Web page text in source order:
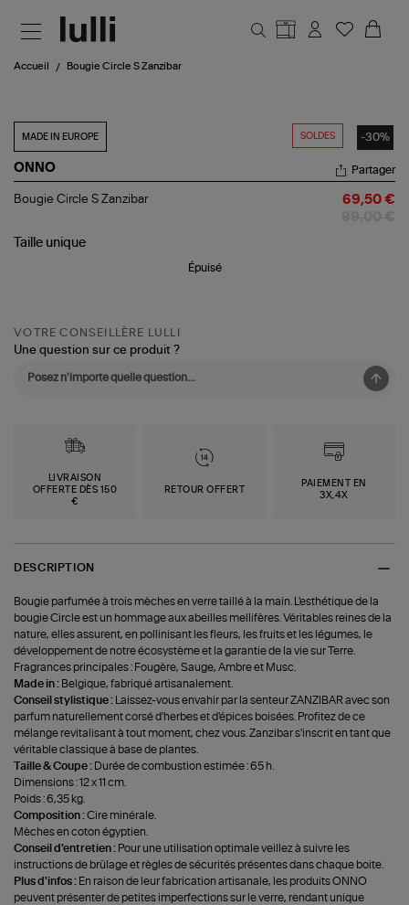
Accueil Bougie Circle S Zanzibar
SOLDES -30%
MADE IN EUROPE
ONNO
Bougie
Zanzibar
Partager
Bougie Circle S Zanzibar 69,50 €
Taille unique
Épuisé
VOTRE CONSEILLÈRE LULLI
Une question sur ce produit ?
LIVRAISON
OFFERTE DÈS 150
€
RETOUR OFFERT
PAIEMENT EN
3X,4X
DESCRIPTION
Bougie parfumée à trois mèches en verre taillé à la main. L'esthétique de la
bougie Circle est un hommage aux abeilles mellifères. Véritables reines de la
nature, elles assurent, en pollinisant les fleurs, les fruits et les légumes, le
développement de notre écosystème et la garantie de la vie sur Terre.
Fragrances principales : Fougère, Sauge, Ambre et Musc.
Made in : Belgique, fabriqué artisanalement.
Conseil stylistique :
Laissez-vous envahir par la senteur ZANZIBAR avec son
parfum naturellement corsé d'herbes et d'épices boisées. Profitez de ce
mélange revitalisant à tout moment, chez vous. Zanzibar s'inscrit en tant que
véritable classique à base de plantes.
Taille & Coupe : Durée de combustion estimée : 65 h.
Dimensions : 12 x 11 cm.
Poids : 6,35 kg.
Composition :Cire minérale.
Mèches en coton égyptien.
Conseil d'entretien : Pour une utilisation optimale veillez à suivre les
instructions de brûlage et règles de sécurités présentes dans chaque boite.
Plus d'infos : En raison de leur fabrication artisanale, les produits ONNO
peuvent présenter de petites imperfections sur le verre, rendant unique